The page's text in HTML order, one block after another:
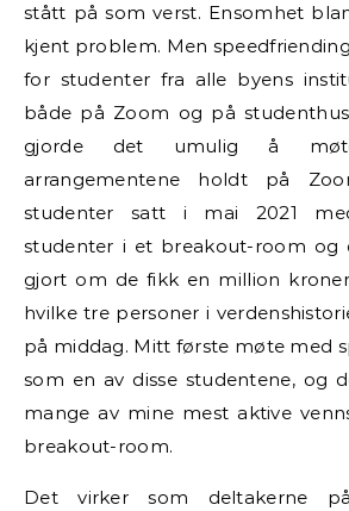
stått på som verst. Ensomhet
kjent problem. Men
for studenter fra alle byens
både på Zoom og på
gjorde det umulig å
arrangementene holdt på
studenter satt i mai 2021
studenter i et breakout-room og
gjort om de fikk en million
hvilke tre personer i
på middag. Mitt første møte med
som en av disse studentene, og
mange av mine mest aktive
breakout-room.
Det virker som deltakerne på